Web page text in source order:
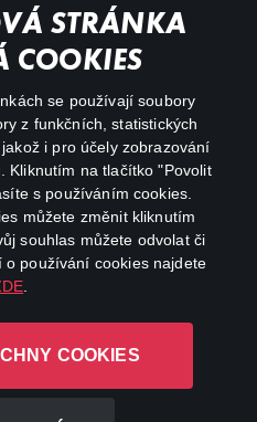
STRÁNKA
COOKIES
se používají soubory
z funkčních, statistických
i pro účely zobrazování
Kliknutím na tlačítko "Povolit
s používáním cookies.
můžete změnit kliknutím
souhlas můžete odvolat či
používání cookies najdete
COOKIES